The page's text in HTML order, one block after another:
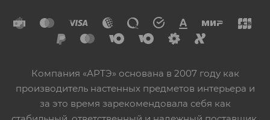
Компания «АРТЭ» основана в 2007 году как
производитель настенных предметов интерьера и
за это время зарекомендовала себя как